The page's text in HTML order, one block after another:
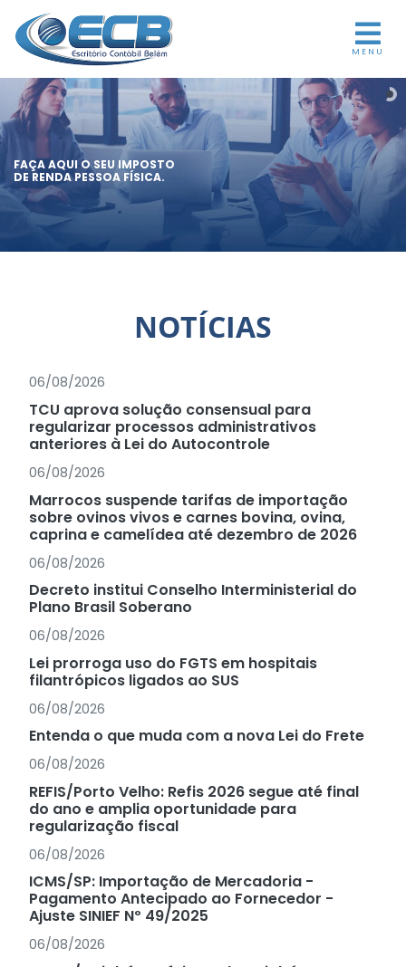
MENU
FAÇA AQUI O SEU IMPOSTO
DE RENDA PESSOA FÍSICA.
NOTÍCIAS
06/08/2026
TCU aprova solução consensual para
regularizar processos administrativos
anteriores à Lei do Autocontrole
06/08/2026
Marrocos suspende tarifas de importação
sobre ovinos vivos e carnes bovina, ovina,
caprina e camelídea até dezembro de 2026
06/08/2026
Decreto institui Conselho Interministerial do
Plano Brasil Soberano
06/08/2026
Lei prorroga uso do FGTS em hospitais
filantrópicos ligados ao SUS
06/08/2026
Entenda o que muda com a nova Lei do Frete
06/08/2026
REFIS/Porto Velho: Refis 2026 segue até final
do ano e amplia oportunidade para
regularização fiscal
06/08/2026
ICMS/SP: Importação de Mercadoria -
Pagamento Antecipado ao Fornecedor -
Ajuste SINIEF Nº 49/2025
06/08/2026